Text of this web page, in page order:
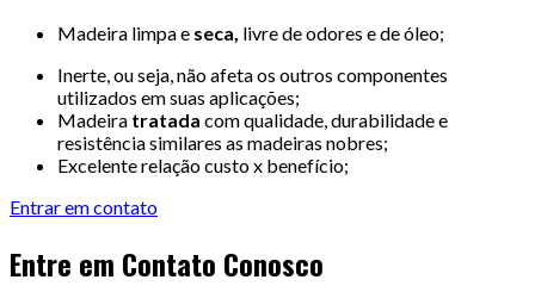
Madeira limpa e seca, livre de odores e de óleo;
Inerte, ou seja, não afeta os outros componentes
utilizados em suas aplicações;
Madeira tratada com qualidade, durabilidade e
resistência similares as madeiras nobres;
Excelente relação custo x benefício;
Entrar em contato
Entre em Contato Conosco